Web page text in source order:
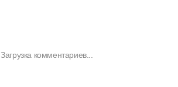
Загрузка комментариев...